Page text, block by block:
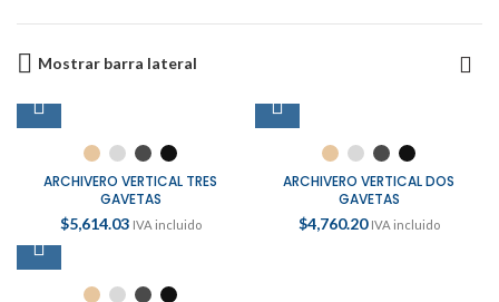
Mostrar barra lateral
ARCHIVERO VERTICAL TRES
GAVETAS
$5,614.03 IVA incluido
ARCHIVERO VERTICAL DOS
GAVETAS
$4,760.20 IVA incluido